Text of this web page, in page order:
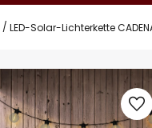
LED-Solar-Lichterkette